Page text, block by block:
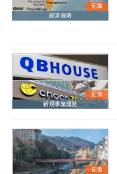
記事
経営戦略
記事
新規事業開発
記事